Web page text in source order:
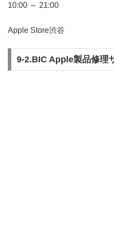
10:00 ～ 21:00
Apple Store渋谷
9-2.BIC Apple製品修理